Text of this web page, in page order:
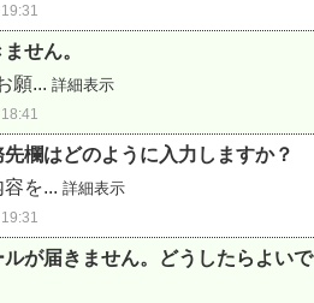
せん。
願... 詳細表示
欄はどのように入力しますか？
を... 詳細表示
が届きません。どうしたらよいで